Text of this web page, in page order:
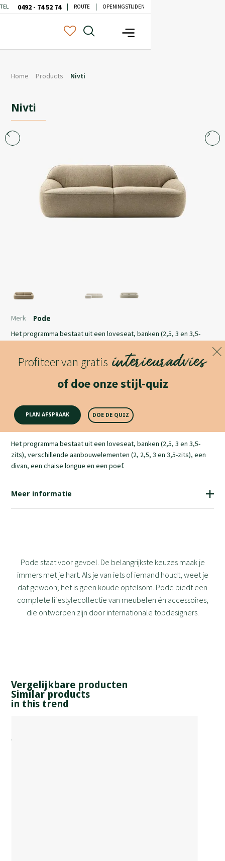
TEL 0492 - 74 52 74 ROUTE OPENINGSTIJDEN
Home Products Nivti
Nivti
Het programma bestaat uit een loveseat, banken (2,5, 3 en 3,5-
divan, een chaise longue en een poef.
Lees meer
Merk Pode
Profiteer van gratis interieuradvies
of doe onze stijl-quiz
PLAN AFSPRAAK DOE DE QUIZ
Productomschrijving
Het programma bestaat uit een loveseat, banken (2,5, 3 en 3,5-
zits), verschillende aanbouwelementen (2, 2,5, 3 en 3,5-zits), een
divan, een chaise longue en een poef.
Meer informatie
Pode staat voor gevoel. De belangrijkste keuzes maak je
immers met je hart. Als je van iets of iemand houdt, weet je
dat gewoon; het is geen koude optelsom. Pode biedt een
complete lifestylecollectie van meubelen én accessoires,
die ontworpen zijn door internationale topdesigners.
Vergelijkbare producten
Similar products
in this trend